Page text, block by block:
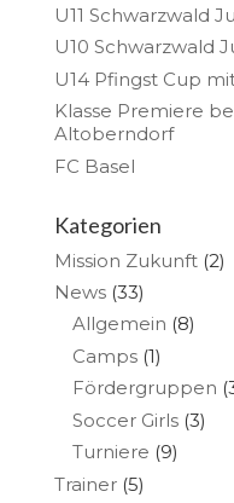
U11 Schwarzwald
U10 Schwarzwald
U14 Pfingst Cup
Klasse Premiere
Altoberndorf
FC Basel
Kategorien
Mission Zukunft(2)
News(33)
Allgemein (8)
Camps(1)
Fördergruppen
Soccer Girls(3)
Turniere (9)
Trainer(5)